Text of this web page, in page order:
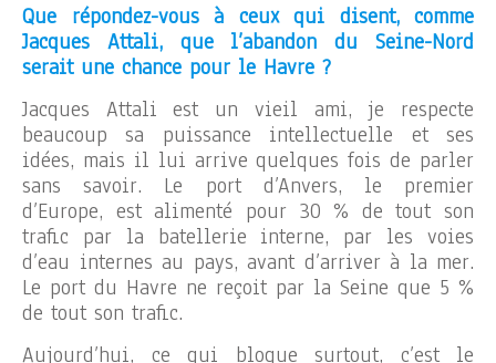
Que répondez-vous à ceux qui disent, comme
Jacques Attali, que l’abandon du Seine-Nord
serait une chance pour le Havre ?
Jacques Attali est un vieil ami, je respecte
beaucoup sa puissance intellectuelle et ses
idées, mais il lui arrive quelques fois de parler
sans savoir. Le port d’Anvers, le premier
d’Europe, est alimenté pour 30 % de tout son
trafic par la batellerie interne, par les voies
d’eau internes au pays, avant d’arriver à la mer.
Le port du Havre ne reçoit par la Seine que 5 %
de tout son trafic.
Aujourd’hui, ce qui bloque surtout, c’est le